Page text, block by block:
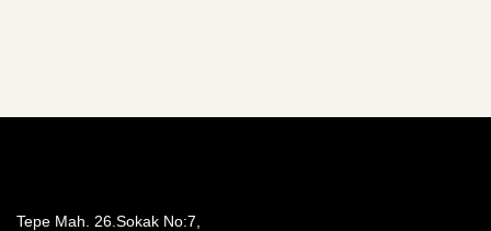
Tepe Mah. 26.Sokak No:7,